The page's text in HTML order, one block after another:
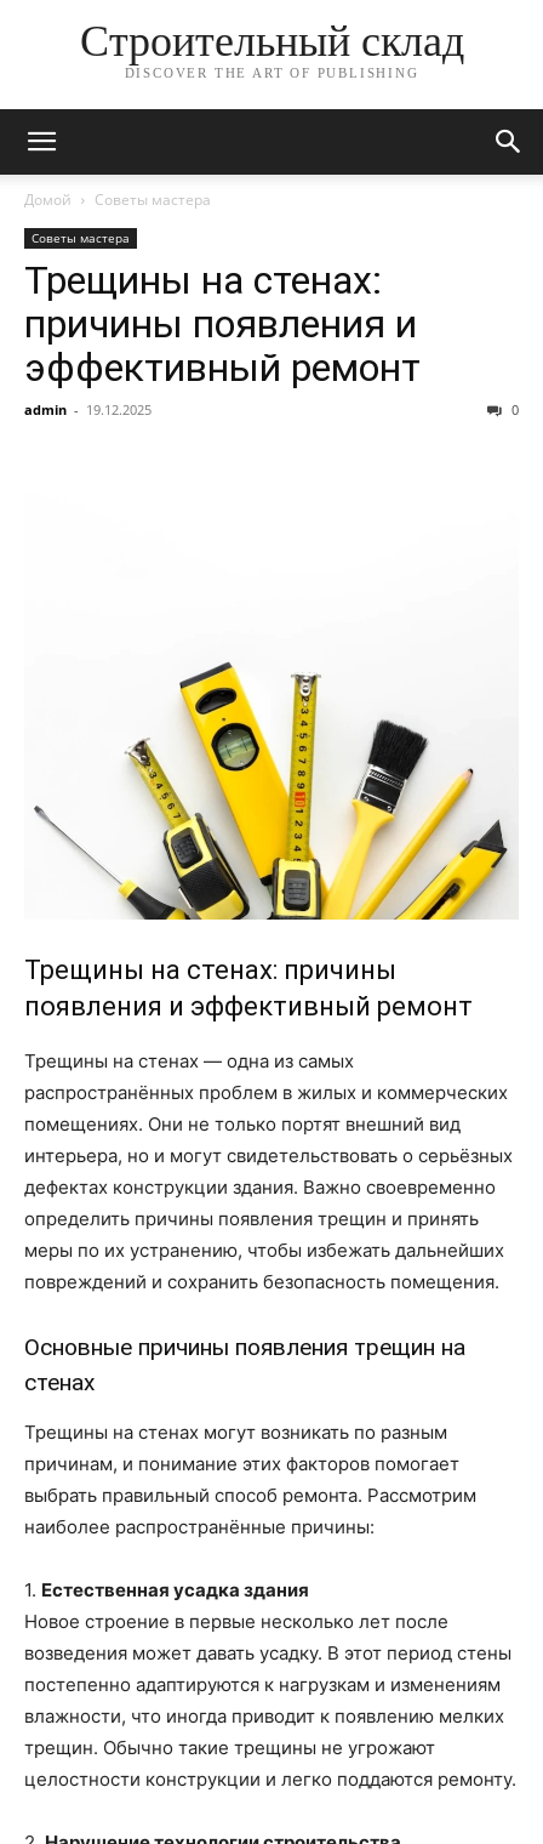
Строительный склад
DISCOVER THE ART OF PUBLISHING
Домой Советы мастера
Советы мастера
Трещины на стенах:
причины появления и
эффективный ремонт
admin - 19.12.2025 0
Трещины на стенах: причины
появления и эффективный ремонт
Трещины на стенах — одна из самых
распространённых проблем в жилых и коммерческих
помещениях. Они не только портят внешний вид
интерьера, но и могут свидетельствовать о серьёзных
дефектах конструкции здания. Важно своевременно
определить причины появления трещин и принять
меры по их устранению, чтобы избежать дальнейших
повреждений и сохранить безопасность помещения.
Основные причины появления трещин на
стенах
Трещины на стенах могут возникать по разным
причинам, и понимание этих факторов помогает
выбрать правильный способ ремонта. Рассмотрим
наиболее распространённые причины:
1. Естественная усадка здания
Новое строение в первые несколько лет после
возведения может давать усадку. В этот период стены
постепенно адаптируются к нагрузкам и изменениям
влажности, что иногда приводит к появлению мелких
трещин. Обычно такие трещины не угрожают
целостности конструкции и легко поддаются ремонту.